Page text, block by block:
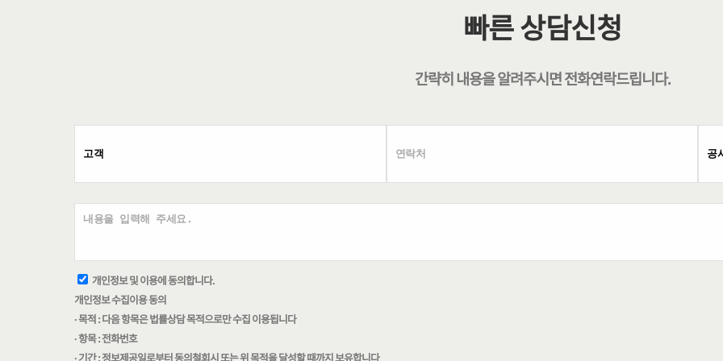
빠른 상담신청
간략히 내용을 알려주시면전화연락드립니다.
개인정보 및 이용에 동의합니다.
개인정보 수집이용 동의
· 목적 : 다음 항목은 법률상담 목적으로만 수집 이용됩니다
· 항목 : 전화번호
· 기간 : 정보제공일로부터 동의철회시 또는 위 목적을 달성할 때까지 보유합니다